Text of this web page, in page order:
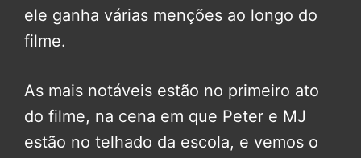
ele ganha várias menções ao longo do
filme.
As mais notáveis estão no primeiro ato
do filme, na cena em que Peter e MJ
estão no telhado da escola, e vemos o